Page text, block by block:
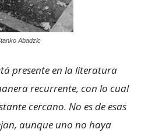
Abadzic
presente en la literatura
recurrente, con lo cual
cercano. No es de esas
aunque uno no haya